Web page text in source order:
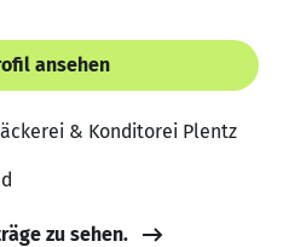
ansehen
& Konditorei Plentz
zu sehen.